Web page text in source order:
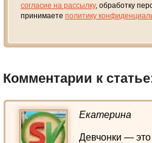
согласие на рассылку, обработку
принимаете политику
Комментарии к
Екатерина
Девчонки — это